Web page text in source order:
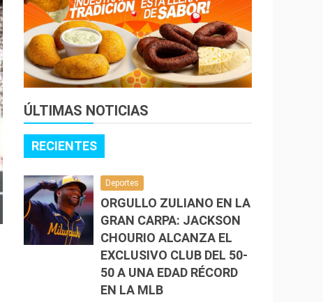
ÚLTIMAS NOTICIAS
RECIENTES
Deportes
ORGULLO ZULIANO EN LA
GRAN CARPA: JACKSON
CHOURIO ALCANZA EL
EXCLUSIVO CLUB DEL 50-
50 A UNA EDAD RÉCORD
EN LA MLB